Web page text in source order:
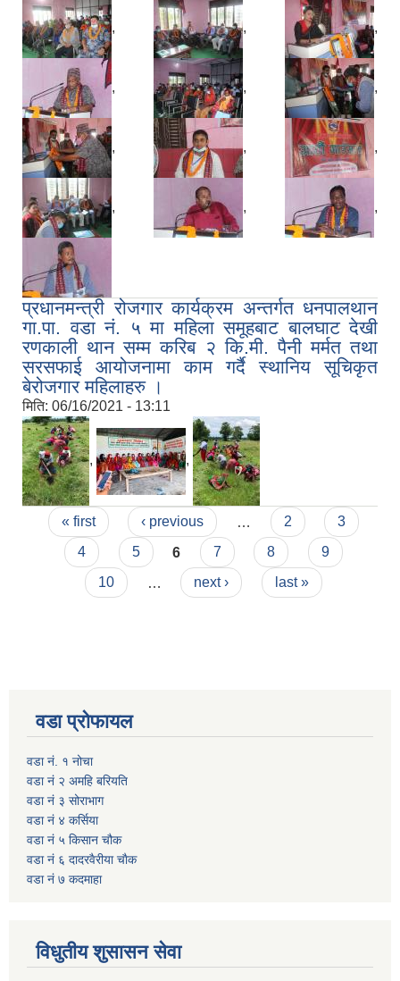
, , ,
, , ,
, , ,
, , ,
प्रधानमन्त्री रोजगार कार्यक्रम अन्तर्गत धनपालथान
गा.पा. वडा नं. ५ मा महिला समूहबाट बालघाट देखी
रणकाली थान सम्म करिब २ कि.मी. पैनी मर्मत तथा
सरसफाई आयोजनामा काम गर्दै स्थानिय सूचिकृत
बेरोजगार महिलाहरु ।
मिति: 06/16/2021 - 13:11
, ,
Pages
« first ‹ previous 2
3
4
5 6 7 8
9
10
next › last »
वडा प्रोफायल
वडा नं. १ नोचा
वडा नं २ अमहि बरियति
वडा नं ३ सोराभाग
वडा नं ४ कर्सिया
वडा नं ५ किसान चौक
वडा नं ६ दादरवैरीया चाैक
वडा नं ७ कदमाहा
विधुतीय शुसासन सेवा